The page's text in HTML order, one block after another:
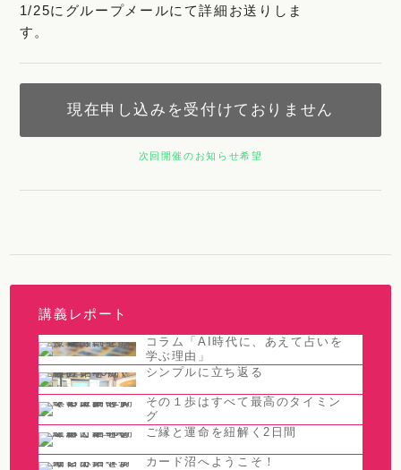
1/25にグループメールにて詳細お送りしま
す。
現在申し込みを受付けておりません
次回開催のお知らせ希望
講義レポート
コラム「AI時代に、あえて占いを
学ぶ理由」
シンプルに立ち返る
その１歩はすべて最高のタイミン
グ
ご縁と運命を紐解く2日間
カード沼へようこそ！